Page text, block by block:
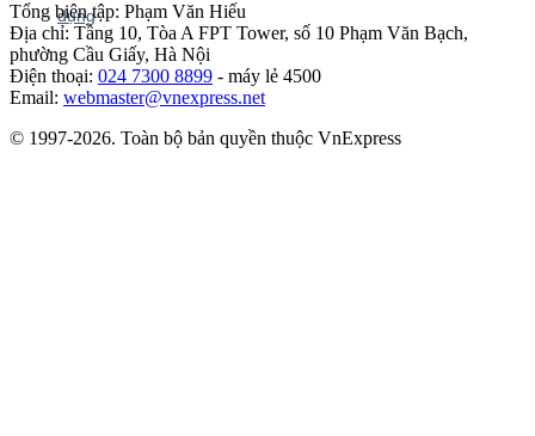
Tổng biên tập: Phạm Văn Hiếu
Địa chỉ: Tầng 10, Tòa A FPT Tower, số 10 Phạm Văn Bạch,
phường Cầu Giấy, Hà Nội
Điện thoại: 024 7300 8899 - máy lẻ 4500
Email: webmaster@vnexpress.net
© 1997-2026. Toàn bộ bản quyền thuộc VnExpress